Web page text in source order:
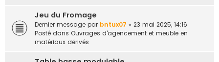
Jeu du Fromage
Dernier message par bntux07 « 23 mai 2025, 14:16
Posté dans Ouvrages d'agencement et meuble en
matériaux dérivés